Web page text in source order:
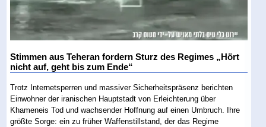
Stimmen aus Teheran fordern Sturz des Regimes „Hört
nicht auf, geht bis zum Ende“
Trotz Internetsperren und massiver Sicherheitspräsenz berichten
Einwohner der iranischen Hauptstadt von Erleichterung über
Khameneis Tod und wachsender Hoffnung auf einen Umbruch. Ihre
größte Sorge: ein zu früher Waffenstillstand, der das Regime